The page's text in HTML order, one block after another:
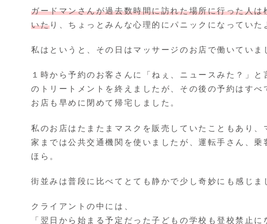
ガードマンさんが過去数時間に訪れた場所に行った人
いたり、ちょっとみんな心理的にパニックになっていた
私はというと、その日はマッサージのお店で働いていま
１時から予約のお客さんに「ねぇ、ニュースみた？」
のトリートメントを終えましたが、その後の予約はすべ
お店も早めに閉めて帰宅しました。
私のお店はたまたまマスクを販売していたこともあり、
家までは公共交通機関を使いましたが、運転手さん、
ほら。
街並みは普段に比べてとても静かで少し奇妙にも感じま
クライアントの中には、
「翌日から始まる予定だった子どもの学校も登校禁止